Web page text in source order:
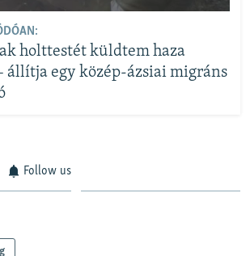
holttestét küldtem haza
állítja egy közép-ázsiai migráns
Follow us